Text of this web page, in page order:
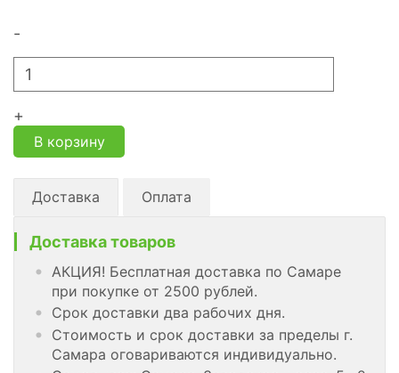
-
+
В корзину
Доставка Оплата
Доставка товаров
АКЦИЯ! Бесплатная доставка по Самаре
при покупке от 2500 рублей.
Срок доставки два рабочих дня.
Стоимость и срок доставки за пределы г.
Самара оговариваются индивидуально.